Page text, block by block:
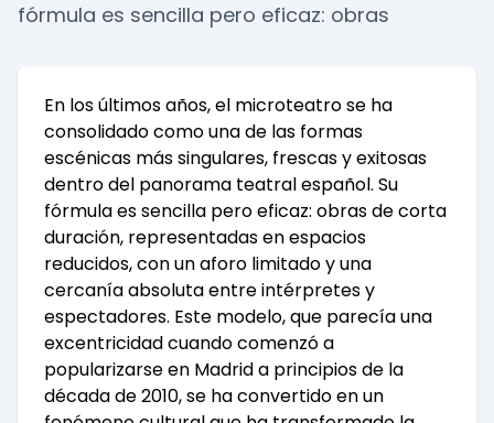
fórmula es sencilla pero eficaz: obras
En los últimos años, el microteatro se ha
consolidado como una de las formas
escénicas más singulares, frescas y exitosas
dentro del panorama teatral español. Su
fórmula es sencilla pero eficaz: obras de corta
duración, representadas en espacios
reducidos, con un aforo limitado y una
cercanía absoluta entre intérpretes y
espectadores. Este modelo, que parecía una
excentricidad cuando comenzó a
popularizarse en Madrid a principios de la
década de 2010, se ha convertido en un